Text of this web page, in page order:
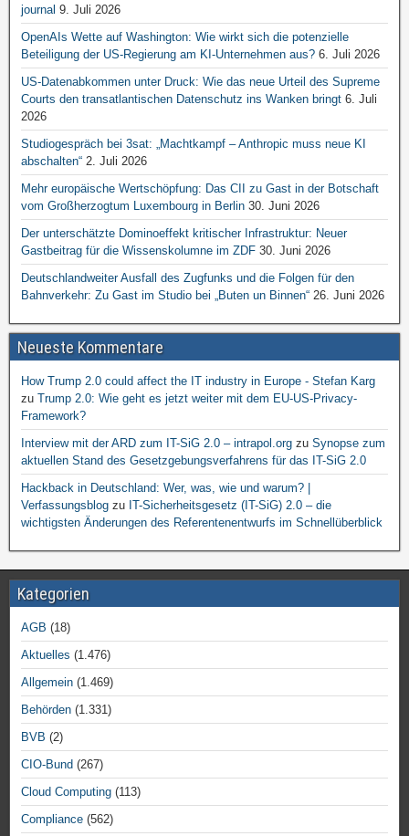
journal 9. Juli 2026
OpenAIs Wette auf Washington: Wie wirkt sich die potenzielle
Beteiligung der US-Regierung am KI-Unternehmen aus? 6. Juli 2026
US-Datenabkommen unter Druck: Wie das neue Urteil des Supreme
Courts den transatlantischen Datenschutz ins Wanken bringt 6. Juli
2026
Studiogespräch bei 3sat: „Machtkampf – Anthropic muss neue KI
abschalten“ 2. Juli 2026
Mehr europäische Wertschöpfung: Das CII zu Gast in der Botschaft
vom Großherzogtum Luxembourg in Berlin 30. Juni 2026
Der unterschätzte Dominoeffekt kritischer Infrastruktur: Neuer
Gastbeitrag für die Wissenskolumne im ZDF 30. Juni 2026
Deutschlandweiter Ausfall des Zugfunks und die Folgen für den
Bahnverkehr: Zu Gast im Studio bei „Buten un Binnen“ 26. Juni 2026
Neueste Kommentare
How Trump 2.0 could affect the IT industry in Europe - Stefan Karg
zu Trump 2.0: Wie geht es jetzt weiter mit dem EU-US-Privacy-
Framework?
Interview mit der ARD zum IT-SiG 2.0 – intrapol.org zu Synopse zum
aktuellen Stand des Gesetzgebungsverfahrens für das IT-SiG 2.0
Hackback in Deutschland: Wer, was, wie und warum? |
Verfassungsblog zu IT-Sicherheitsgesetz (IT-SiG) 2.0 – die
wichtigsten Änderungen des Referentenentwurfs im Schnellüberblick
Kategorien
AGB (18)
Aktuelles (1.476)
Allgemein (1.469)
Behörden (1.331)
BVB (2)
CIO-Bund (267)
Cloud Computing (113)
Compliance (562)